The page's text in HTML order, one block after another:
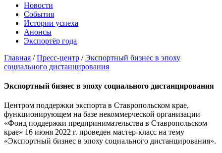
Новости
События
Истории успеха
Анонсы
Экспортёр года
Главная /Пресс-центр /Экспортный бизнес в эпоху
социального дистанцирования
Экспортный бизнес в эпоху социального дистанцирования
Центром поддержки экспорта в Ставропольском крае,
функционирующем на базе некоммерческой организации
«Фонд поддержки предпринимательства в Ставропольском
крае» 16 июня 2022 г. проведен мастер-класс на тему
«Экспортный бизнес в эпоху социального дистанцирования».